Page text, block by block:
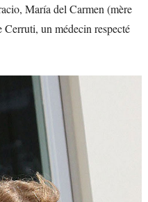
María del Carmen (mère
un médecin respecté